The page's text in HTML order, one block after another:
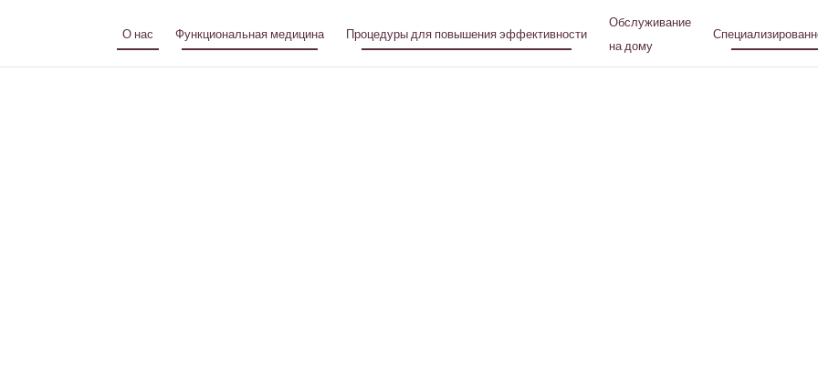
О нас Функциональная медицина Процедуры для повышения эффективности
Обслуживание
на дому